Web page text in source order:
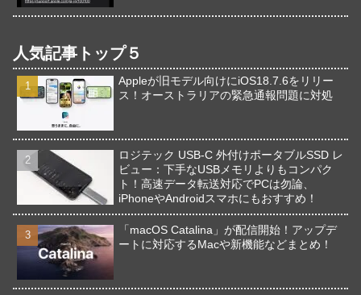
人気記事トップ５
Appleが旧モデル向けにiOS18.7.6をリリー
ス！オーストラリアの緊急通報問題に対処
ロジテック USB-C 外付けポータブルSSD レ
ビュー：下手なUSBメモリよりもコンパク
ト！高速データ転送対応でPCは勿論、
iPhoneやAndroidスマホにもおすすめ！
「macOS Catalina」が配信開始！アップデ
ートに対応するMacや新機能などまとめ！